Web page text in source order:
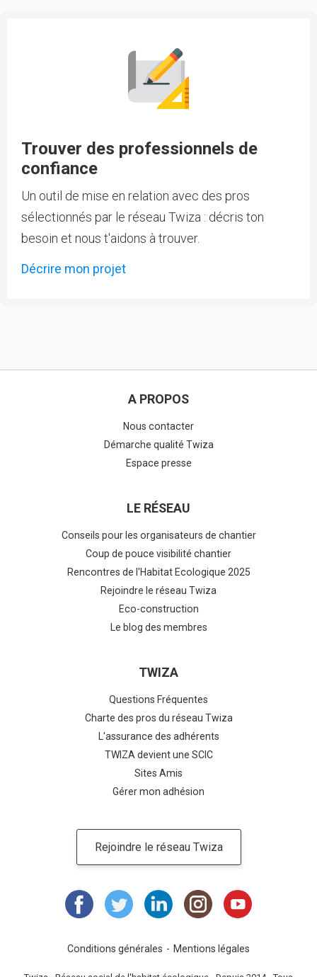
Trouver des professionnels de
confiance
Un outil de mise en relation avec des pros
sélectionnés par le réseau Twiza : décris ton
besoin et nous t'aidons à trouver.
Décrire mon projet
A PROPOS
Nous contacter
Démarche qualité Twiza
Espace presse
LE RÉSEAU
Conseils pour les organisateurs de chantier
Coup de pouce visibilité chantier
Rencontres de l'Habitat Ecologique 2025
Rejoindre le réseau Twiza
Eco-construction
Le blog des membres
TWIZA
Questions Fréquentes
Charte des pros du réseau Twiza
L'assurance des adhérents
TWIZA devient une SCIC
Sites Amis
Gérer mon adhésion
Rejoindre le réseau Twiza
Conditions générales Mentions légales